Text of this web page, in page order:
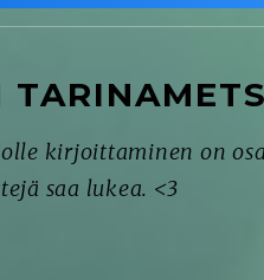
kirjoittaminen on
saa lukea. <3